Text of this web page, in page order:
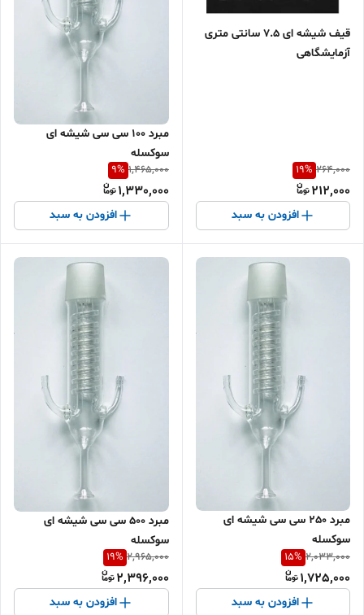
قیف شیشه ای 7.5 سانتی متری
آزمایشگاهی
264,000
19%
212,000
افزودن به سبد
مبرد 100 سی سی شیشه ای
سوکسله
1,465,000
9%
1,330,000
افزودن به سبد
مبرد 250 سی سی شیشه ای
سوکسله
2,033,000
15%
1,725,000
افزودن به سبد
مبرد 500 سی سی شیشه ای
سوکسله
2,965,000
19%
2,396,000
افزودن به سبد